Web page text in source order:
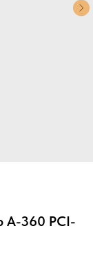
A-360 PCI-